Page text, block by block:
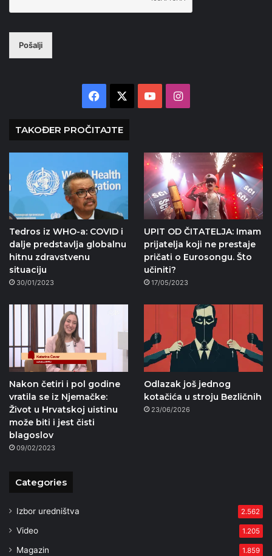
Pošalji
Facebook YouTubeInstagram
TAKOĐER PROČITAJTE
Tedros iz WHO-a: COVID i
dalje predstavlja globalnu
hitnu zdravstvenu
situaciju
30/01/2023
UPIT OD ČITATELJA: Imam
prijatelja koji ne prestaje
pričati o Eurosongu. Što
učiniti?
17/05/2023
Nakon četiri i pol godine
vratila se iz Njemačke:
Život u Hrvatskoj uistinu
može biti i jest čisti
blagoslov
09/02/2023
Odlazak još jednog
kotačića u stroju Bezličnih
23/06/2026
Categories
Izbor uredništva 2.562
Video 1.205
Magazin 1.859